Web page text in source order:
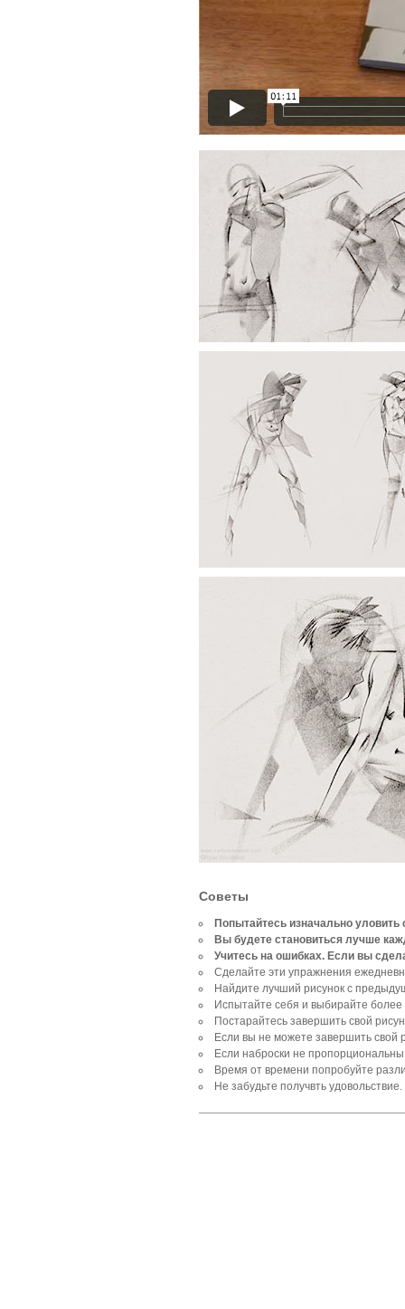
Советы
Попытайтесь изначально уловить
Вы будете становиться лучше
Учитесь на ошибках. Если вы
Сделайте эти упражнения
Найдите лучший рисунок с
Испытайте себя и выбирайте более
Постарайтесь завершить свой
Если вы не можете завершить свой
Если наброски не
Время от времени попробуйте
Не забудьте получвть удовольствие.